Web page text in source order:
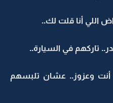
اللي أنا قلت لك..
تاركهم في السيارة..
وعزوز.. عشان تلبسهم